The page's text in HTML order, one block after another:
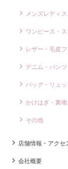
メンズレディ
ワンピース・ス
レザー・毛皮
デニム・パンツ
バッグ・リュッ
かけはぎ・裏
その他
店舗情報・アクセ
会社概要